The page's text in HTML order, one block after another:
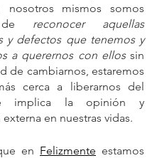
nosotros mismos somos
de reconocer aquellas
y defectos que tenemos y
a querernos con ellos sin
de cambiarnos, estaremos
cerca a liberarnos del
implica la opinión y
en nuestras vidas.
en Felizmente estamos